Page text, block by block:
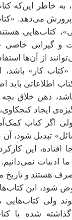
به خاطر این‌که
می‌دهد.
کتاب‌هایی
و گیرایی
از آن‌ها
کار» باشد،
اطلاعاتی باید
ذهن خلاق
ایجاد
اگر کتاب
تبدیل شود، آن
افتاده، این
ادبیات
هستند و تاریخ
شود، این کتاب‌ها
ولی کتاب‌هایی
شده یا